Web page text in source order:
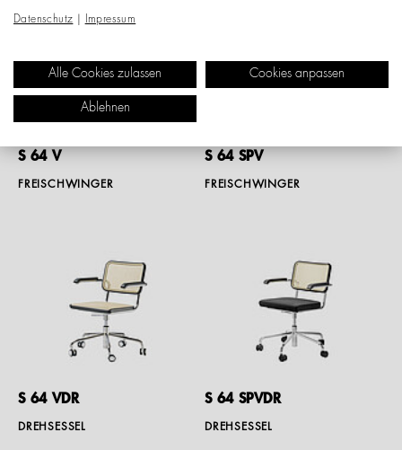
S 64 V
FREISCHWINGER
S 64 SPV
FREISCHWINGER
S 64 VDR
DREHSESSEL
S 64 SPVDR
DREHSESSEL
Datenschutz Impressum
Alle Cookies zulassen Cookies anpassen
Ablehnen